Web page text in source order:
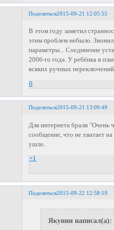
Поделиться2015-09-21 12:05:55
В этом году заметил
этим проблем небыло.
параметры... Соединение
2006-го года. У ребёнка в
всяких ручных
0
Поделиться2015-09-21 13:09:49
Для интернета брали "Очень
сообщение, что не хватает
ушло.
+1
Поделиться2015-09-22 12:58:19
Якунин написал(а):